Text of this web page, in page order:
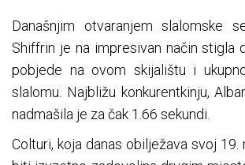
Današnjim otvaranjem slalomske
Shiffrin je na impresivan način stigla
pobjede na ovom skijalištu i
slalomu. Najbližu konkurentkinju,
nadmašila je za čak 1.66 sekundi.
Colturi, koja danas obilježava svoj 19.